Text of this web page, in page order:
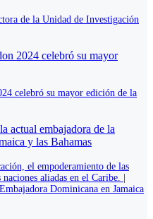
de la Unidad de Investigación
celebró su mayor edición de la
el empoderamiento de las
aliadas en el Caribe. |
Dominicana en Jamaica